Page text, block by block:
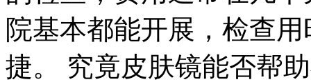
院基本都能开展，检查
捷。 究竟皮肤镜能否帮